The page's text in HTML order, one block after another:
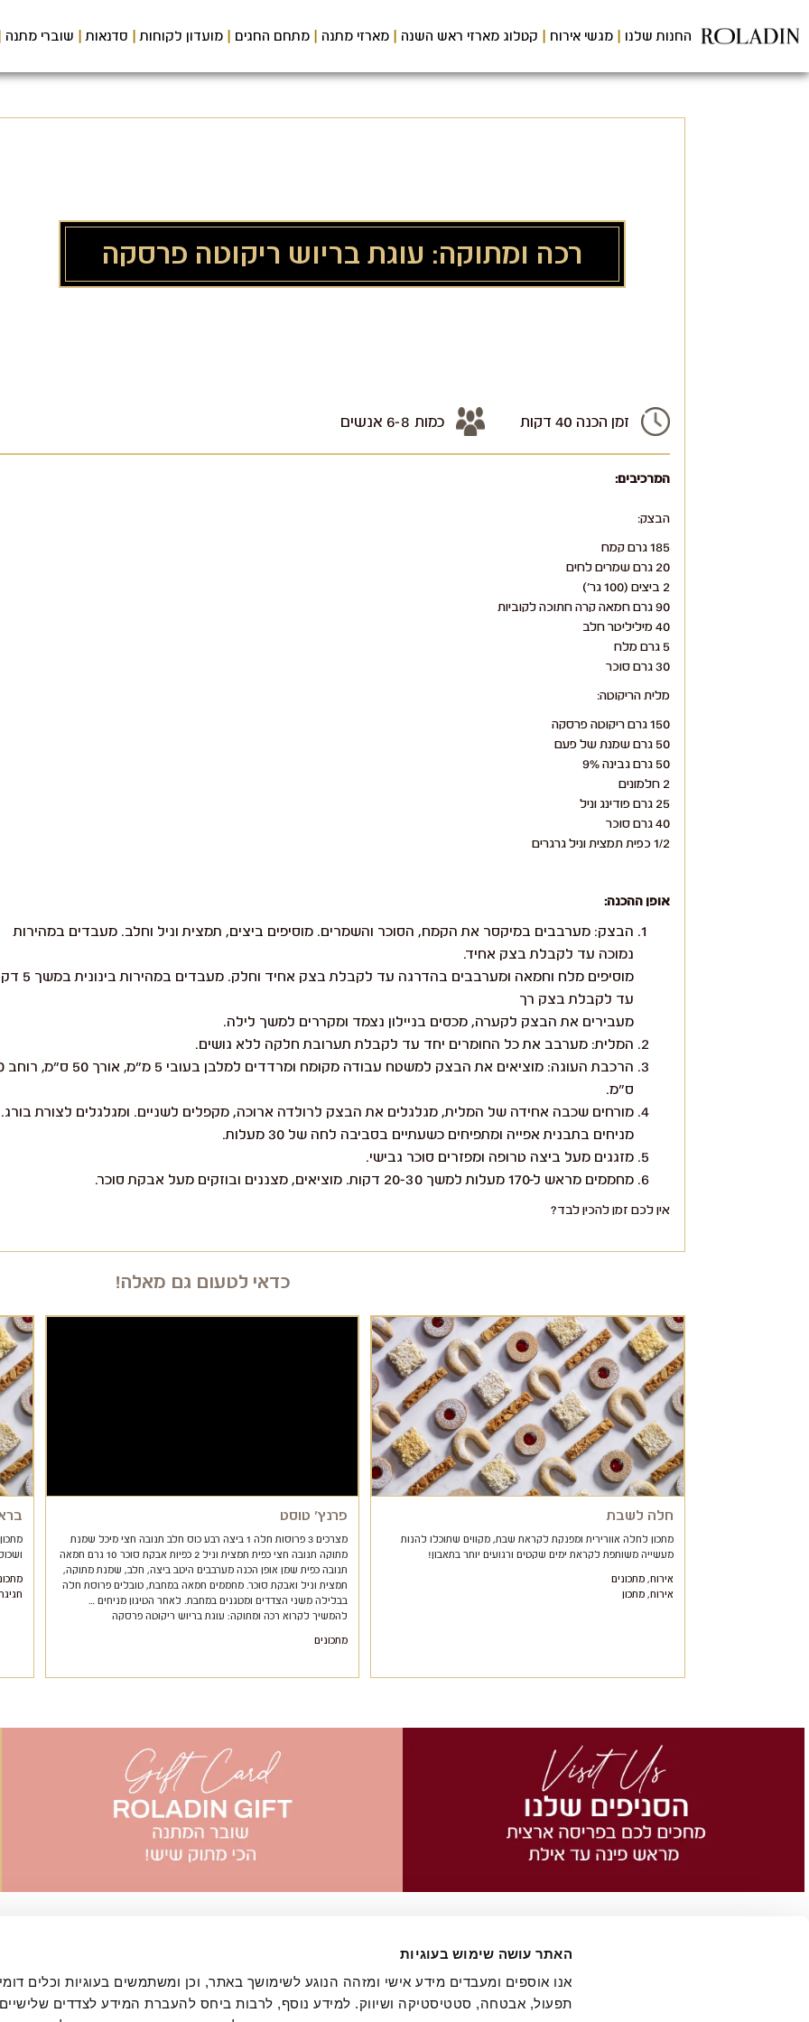
האתר עושה שימוש בעוגיות
לתוכן
המרכזי
החנות שלנו מגשי אירוח קטלוג מארזי ראש השנה מארזי מתנה מתחם החגים מועדון לקוחות סדנאות שוברי מתנה
רכה ומתוקה: עוגת בריוש ריקוטה פרסקה
זמן הכנה 40 דקות כמות 6-8 אנשים
המרכיבים:
הבצק:
185 גרם קמח
20 גרם שמרים לחים
2 ביצים (100 גר')
90 גרם חמאה קרה חתוכה לקוביות
40 מיליליטר חלב
5 גרם מלח
30 גרם סוכר
מלית הריקוטה:
150 גרם ריקוטה פרסקה
50 גרם שמנת של פעם
50 גרם גבינה 9%
2 חלמונים
25 גרם פודינג וניל
40 גרם סוכר
1/2 כפית תמצית וניל גרגרים
אופן ההכנה:
הבצק: מערבבים במיקסר את הקמח, הסוכר והשמרים. מוסיפים ביצים, תמצית וניל וחלב. מעבדים במהירות
נמוכה עד לקבלת בצק אחיד.
מוסיפים מלח וחמאה ומערבבים בהדרגה עד לקבלת
עד לקבלת בצק רך
מעבירים את הבצק לקערה, מכסים בניילון נצמד ומקררים למשך לילה.
המלית: מערבב את כל החומרים יחד עד לקבלת תערובת חלקה ללא גושים.
הרכבת העוגה:
ס״מ.
מורחים שכבה אחידה של המלית, מגלגלים את הבצק לרולדה ארוכה, מקפלים לשניים. ומגלגלים לצורת בורג.
מניחים בתבנית אפייה ומתפיחים כשעתיים בסביבה לחה של 30 מעלות.
מזגגים מעל ביצה טרופה ומפזרים סוכר גבישי.
מחממים מראש ל-170 מעלות למשך 20-30 דקות. מוציאים, מצננים ובוזקים מעל אבקת סוכר.
אין לכם זמן להכין לבד?
כדאי לטעום גם מאלה!
חלה לשבת
מתכון לחלה אוורירית ומפנקת לקראת שבת, מקווים שתוכלו להנות
מעשייה משותפת לקראת ימים שקטים ורגועים יותר בתאבון!
אירוח,מתכונים
אירוח,מתכון
פרנץ' טוסט
מצרכים 3 פרוסות חלה 1 ביצה רבע כוס חלב תנובה חצי מיכל שמנת
מתוקה תנובה חצי כפית תמצית וניל 2 כפיות אבקת סוכר 10 גרם חמאה
תנובה כפית שמן אופן הכנה מערבבים היטב ביצה, חלב, שמנת מתוקה,
תמצית וניל ואבקת סוכר. מחממים חמאה במחבת, טובלים פרוסת חלה
בבלילה משני הצדדים ומטגנים במחבת. לאחר הטיגון מניחים …
להמשיך לקרוא רכה ומתוקה: עוגת בריוש ריקוטה פרסקה
מתכונים